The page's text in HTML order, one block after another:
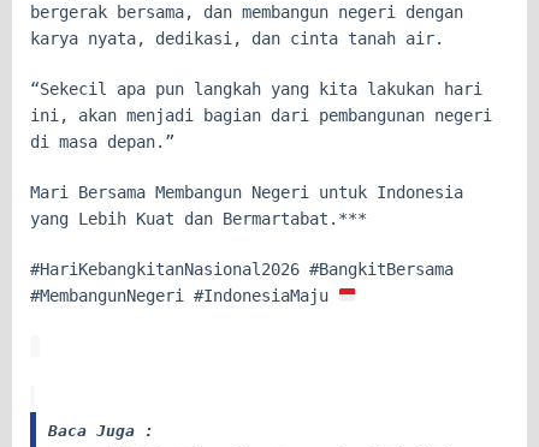
bergerak bersama, dan membangun negeri dengan
karya nyata, dedikasi, dan cinta tanah air.
“Sekecil apa pun langkah yang kita lakukan hari
ini, akan menjadi bagian dari pembangunan negeri
di masa depan.”
Mari Bersama Membangun Negeri untuk Indonesia
yang Lebih Kuat dan Bermartabat.***
#HariKebangkitanNasional2026 #BangkitBersama
#MembangunNegeri #IndonesiaMaju
Baca Juga :